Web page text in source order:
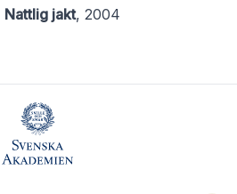
Nattlig jakt, 2004